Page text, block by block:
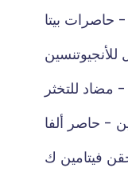
حاصرات بيتا
للأنجيوتنسين
- مضاد للتخثر
- حاصر ألفا
فيتامين ك